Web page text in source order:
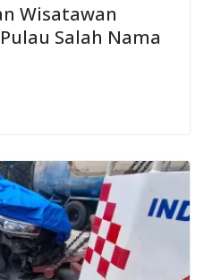
Wisatawan
Salah Nama